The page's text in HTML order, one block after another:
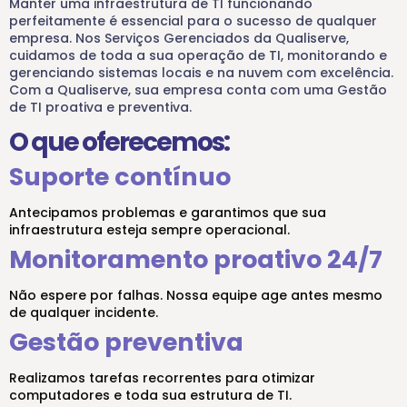
Manter uma infraestrutura de TI funcionando
perfeitamente é essencial para o sucesso de qualquer
empresa. Nos Serviços Gerenciados da Qualiserve,
cuidamos de toda a sua operação de TI, monitorando e
gerenciando sistemas locais e na nuvem com excelência.
Com a Qualiserve, sua empresa conta com uma Gestão
de TI proativa e preventiva.
O que oferecemos:
Suporte contínuo
Antecipamos problemas e garantimos que sua
infraestrutura esteja sempre operacional.
Monitoramento proativo 24/7
Não espere por falhas. Nossa equipe age antes mesmo
de qualquer incidente.
Gestão preventiva
Realizamos tarefas recorrentes para otimizar
computadores e toda sua estrutura de TI.